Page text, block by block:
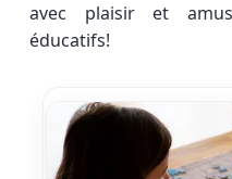
avec plaisir et
éducatifs!